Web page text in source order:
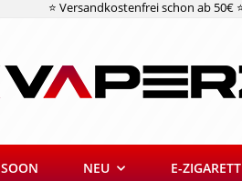
⭐ Versandkostenfrei schon ab 50€
SOON NEU E-